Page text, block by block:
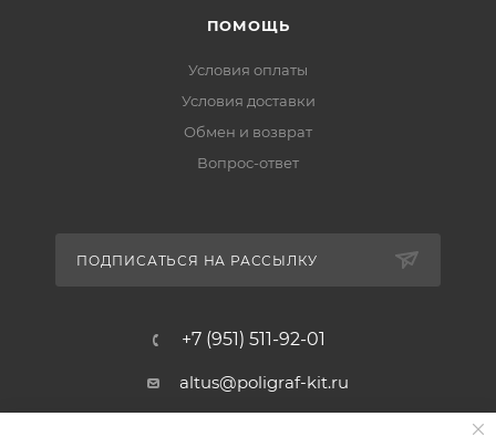
ПОМОЩЬ
Условия оплаты
Условия доставки
Обмен и возврат
Вопрос-ответ
ПОДПИСАТЬСЯ НА РАССЫЛКУ
+7 (951) 511-92-01
altus@poligraf-kit.ru